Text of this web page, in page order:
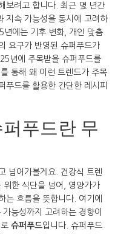
보려고 합니다. 최근 몇 년간
지속 가능성을 동시에 고려하
에는 기후 변화, 개인 맞춤
요구가 반영된 슈퍼푸드가
년에 주목받을 슈퍼푸드를
통해 왜 이런 트렌드가 주목
푸드를 활용한 간단한 레시피
푸드란 무
넘어가볼게요. 건강식 트렌
위한 식단을 넘어, 영양가가
는 흐름을 뜻합니다. 여기에
능성까지 고려하는 경향이
슈퍼푸드입니다. 슈퍼푸드